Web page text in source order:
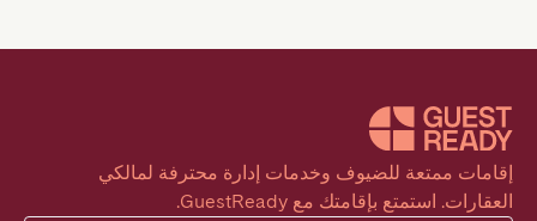
العقارات. استمتع بإقامتك مع GuestReady.